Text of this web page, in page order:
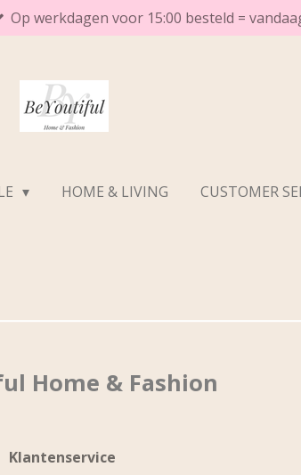
Op werkdagen voor 15:00 besteld =
HOME & LIVING CUSTOMER
Home & Fashion
Klantenservice